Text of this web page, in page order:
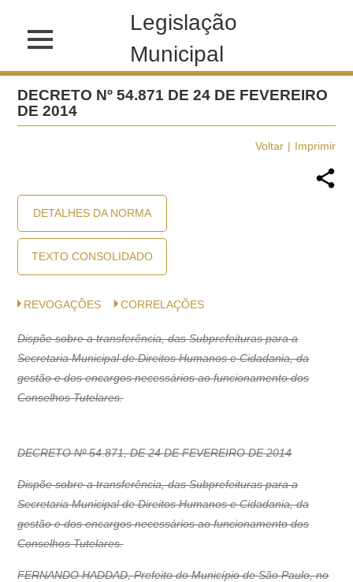
Legislação
Municipal
DECRETO Nº 54.871 DE 24 DE FEVEREIRO
DE 2014
Voltar Imprimir
DETALHES DA NORMA
TEXTO CONSOLIDADO
REVOGAÇÕES CORRELAÇÕES
Dispõe sobre a transferência, das Subprefeituras para a
Secretaria Municipal de Direitos Humanos e Cidadania, da
gestão e dos encargos necessários ao funcionamento dos
Conselhos Tutelares.
DECRETO Nº 54.871, DE 24 DE FEVEREIRO DE 2014
Dispõe sobre a transferência, das Subprefeituras para a
Secretaria Municipal de Direitos Humanos e Cidadania, da
gestão e dos encargos necessários ao funcionamento dos
Conselhos Tutelares.
FERNANDO HADDAD, Prefeito do Município de São Paulo, no